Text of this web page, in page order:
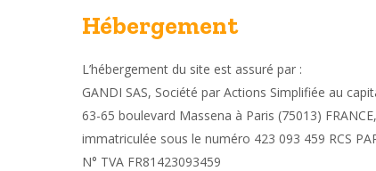
Hébergement
L’hébergement du site est assuré par :
GANDI SAS, Société par Actions Simplifiée au
63-65 boulevard Massena à Paris (75013) FRANCE,
immatriculée sous le numéro 423 093 459 RCS
N° TVA FR81423093459